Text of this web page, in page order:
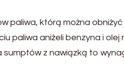
paliwa, którą można obniżyć
paliwa aniżeli benzyna i olej
sumptów z nawiązką to